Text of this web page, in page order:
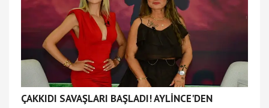
ÇAKKIDI SAVAŞLARI BAŞLADI! AYLİNCE'DEN